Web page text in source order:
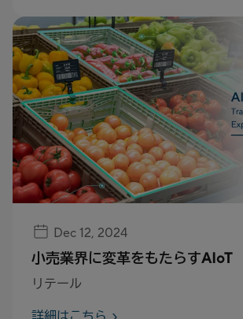
Dec 12, 2024
小売業界に変革をもたらすAIoT
リテール